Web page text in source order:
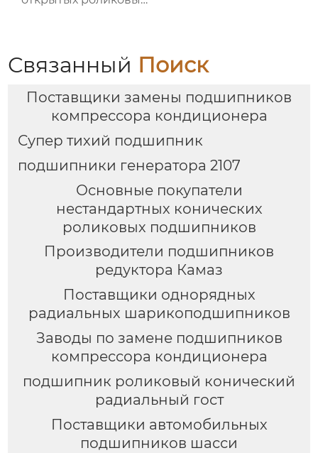
Связанный Поиск
Поставщики замены подшипников
компрессора кондиционера
Супер тихий подшипник
подшипники генератора 2107
Основные покупатели
нестандартных конических
роликовых подшипников
Производители подшипников
редуктора Камаз
Поставщики однорядных
радиальных шарикоподшипников
Заводы по замене подшипников
компрессора кондиционера
подшипник роликовый конический
радиальный гост
Поставщики автомобильных
подшипников шасси